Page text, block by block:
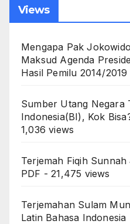
Views
Mengapa Pak
Maksud Agenda
Hasil Pemilu 2014/2019
Sumber Utang Negara
Indonesia(BI), Kok
1,036 views
Terjemah Fiqih
PDF - 21,475 views
Terjemahan Sulam
Latin Bahasa Indonesia